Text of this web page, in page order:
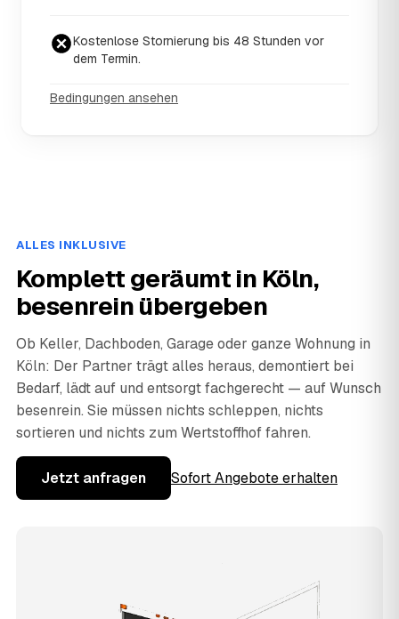
Kostenlose Stornierung bis 48 Stunden vor
dem Termin.
Bedingungen ansehen
ALLES INKLUSIVE
Komplett geräumt in Köln,
besenrein übergeben
Ob Keller, Dachboden, Garage oder ganze Wohnung in
Köln: Der Partner trägt alles heraus, demontiert bei
Bedarf, lädt auf und entsorgt fachgerecht — auf Wunsch
besenrein. Sie müssen nichts schleppen, nichts
sortieren und nichts zum Wertstoffhof fahren.
Jetzt anfragen Sofort Angebote erhalten